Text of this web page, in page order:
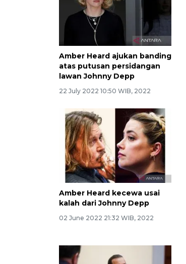
Amber Heard ajukan banding
atas putusan persidangan
lawan Johnny Depp
22 July 2022 10:50 WIB, 2022
Amber Heard kecewa usai
kalah dari Johnny Depp
02 June 2022 21:32 WIB, 2022